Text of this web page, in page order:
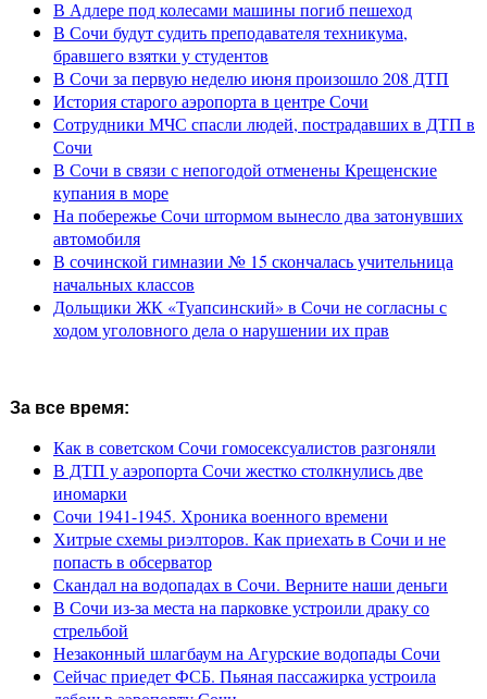
В Адлере под колесами машины погиб пешеход
В Сочи будут судить преподавателя техникума,
бравшего взятки у студентов
В Сочи за первую неделю июня произошло 208 ДТП
История старого аэропорта в центре Сочи
Сотрудники МЧС спасли людей, пострадавших в ДТП в
Сочи
В Сочи в связи с непогодой отменены Крещенские
купания в море
На побережье Сочи штормом вынесло два затонувших
автомобиля
В сочинской гимназии № 15 скончалась учительница
начальных классов
Дольщики ЖК «Туапсинский» в Сочи не согласны с
ходом уголовного дела о нарушении их прав
За все время:
Как в советском Сочи гомосексуалистов разгоняли
В ДТП у аэропорта Сочи жестко столкнулись две
иномарки
Сочи 1941-1945. Хроника военного времени
Хитрые схемы риэлторов. Как приехать в Сочи и не
попасть в обсерватор
Скандал на водопадах в Сочи. Верните наши деньги
В Сочи из-за места на парковке устроили драку со
стрельбой
Незаконный шлагбаум на Агурские водопады Сочи
Сейчас приедет ФСБ. Пьяная пассажирка устроила